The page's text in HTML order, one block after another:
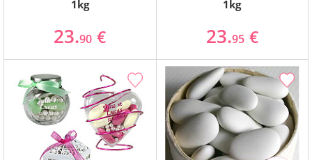
1kg
23.90 €
1kg
23.95 €